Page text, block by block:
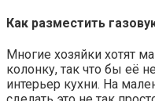
Как разместить
Многие хозяйки хотят
колонку, так что бы её
интерьер кухни. На